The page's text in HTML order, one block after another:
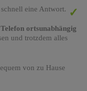
eine Antwort.
ortsunabhängig
und trotzdem alles
von zu Hause